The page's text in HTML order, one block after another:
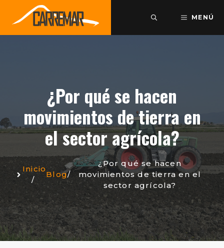
contenido
MENÚ
¿Por qué se hacen
movimientos de tierra en
el sector agrícola?
Inicio
/
Blog/
¿Por qué se hacen
movimientos de tierra en el
sector agrícola?